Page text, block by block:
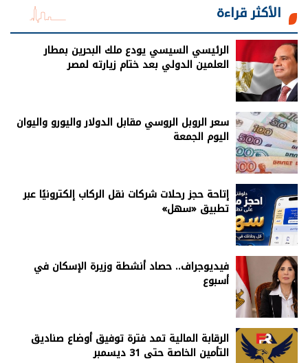
الأكثر قراءة
الرئيسي السيسي يودع ملك البحرين بمطار
العلمين الدولي بعد ختام زيارته لمصر
سعر الروبل الروسي مقابل الدولار واليورو واليوان
اليوم الجمعة
إتاحة حجز رحلات شركات نقل الركاب إلكترونيًا عبر
تطبيق «سهل»
فيديوجراف.. حصاد أنشطة وزيرة الإسكان في
أسبوع
الرقابة المالية تمد فترة توفيق أوضاع صناديق
التأمين الخاصة حتى 31 ديسمبر